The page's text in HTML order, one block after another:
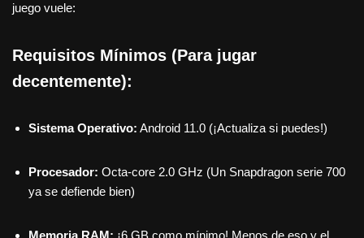
juego vuele:
Requisitos Mínimos (Para jugar
decentemente):
Sistema Operativo: Android 11.0 (¡Actualiza si puedes!)
Procesador: Octa-core 2.0 GHz (Un Snapdragon serie 700
ya se defiende bien)